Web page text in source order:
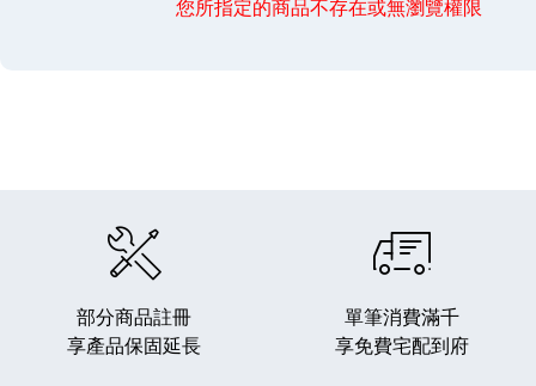
您所指定的商品不存在或無瀏覽權限
部分商品註冊
享產品保固延長
單筆消費滿千
享免費宅配到府